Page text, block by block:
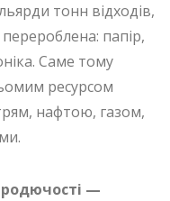
тонн відходів,
папір,
Саме тому
ресурсом
нафтою, газом,
—